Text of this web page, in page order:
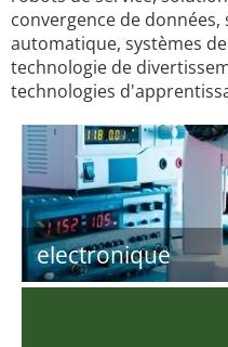
convergence de
automatique, systèmes
technologie de
technologies
electronique